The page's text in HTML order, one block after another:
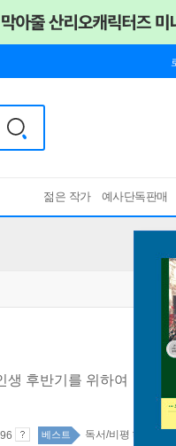
젊은 작가 예사단독판매
생 후반기를 위하여
베스트 독서/비평 top100